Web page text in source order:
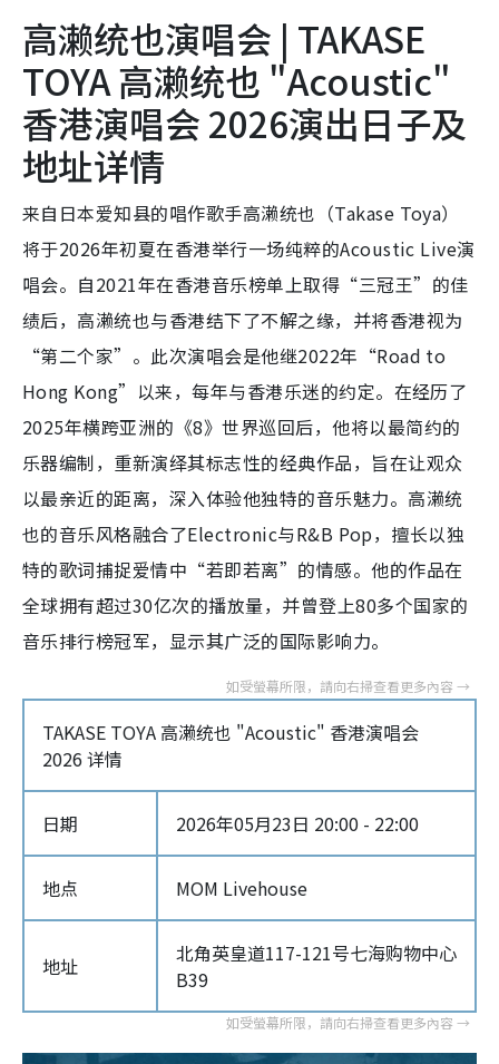
高濑统也演唱会 | TAKASE
TOYA 高濑统也 "Acoustic"
香港演唱会 2026演出日子及
地址详情
来自日本爱知县的唱作歌手高濑统也（Takase Toya）
将于2026年初夏在香港举行一场纯粹的Acoustic Live演
唱会。自2021年在香港音乐榜单上取得“三冠王”的佳
绩后，高濑统也与香港结下了不解之缘，并将香港视为
“第二个家”。此次演唱会是他继2022年“Road to
Hong Kong”以来，每年与香港乐迷的约定。在经历了
2025年横跨亚洲的《8》世界巡回后，他将以最简约的
乐器编制，重新演绎其标志性的经典作品，旨在让观众
以最亲近的距离，深入体验他独特的音乐魅力。高濑统
也的音乐风格融合了Electronic与R&B Pop，擅长以独
特的歌词捕捉爱情中“若即若离”的情感。他的作品在
全球拥有超过30亿次的播放量，并曾登上80多个国家的
音乐排行榜冠军，显示其广泛的国际影响力。
TAKASE TOYA 高濑统也 "Acoustic" 香港演唱会
2026 详情
日期 2026年05月23日 20:00 - 22:00
地点 MOM Livehouse
地址
北角英皇道117-121号七海购物中心
B39